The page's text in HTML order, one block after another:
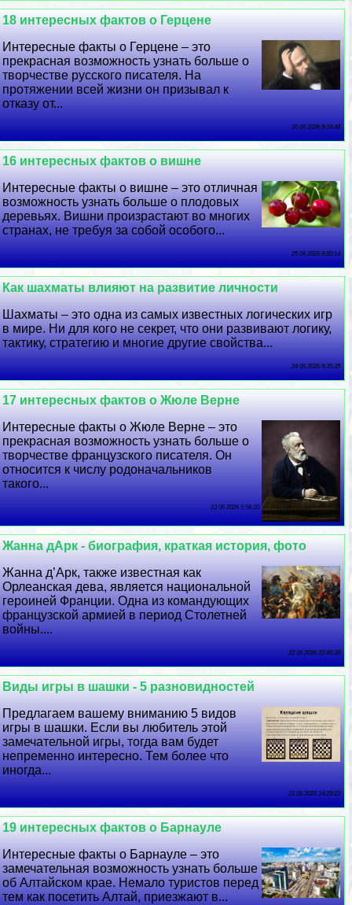
18 интересных фактов о Герцене
Интересные факты о Герцене – это
прекрасная возможность узнать больше о
творчестве русского писателя. На
протяжении всей жизни он призывал к
отказу от...
26 06 2026 9:24:44
16 интересных фактов о вишне
Интересные факты о вишне – это отличная
возможность узнать больше о плодовых
деревьях. Вишни произрастают во многих
странах, не требуя за собой особого...
25 06 2026 9:20:14
Как шахматы влияют на развитие личности
Шахматы – это одна из самых известных логических игр
в мире. Ни для кого не секрет, что они развивают логику,
тактику, стратегию и многие другие свойства...
24 06 2026 8:35:35
17 интересных фактов о Жюле Верне
Интересные факты о Жюле Верне – это
прекрасная возможность узнать больше о
творчестве французского писателя. Он
относится к числу родоначальников
такого...
23 06 2026 9:56:20
Жанна дАрк - биография, краткая история, фото
Жанна д’Арк, также известная как
Орлеанская дева, является национальной
героиней Франции. Одна из комaндующих
французской армией в период Столетней
войны....
22 06 2026 22:49:39
Виды игры в шашки - 5 разновидностей
Предлагаем вашему вниманию 5 видов
игры в шашки. Если вы любитель этой
замечательной игры, тогда вам будет
непременно интересно. Тем более что
иногда...
21 06 2026 14:29:22
19 интересных фактов о Барнауле
Интересные факты о Барнауле – это
замечательная возможность узнать больше
об Алтайском крае. Немало туристов перед
тем как посетить Алтай, приезжают в...